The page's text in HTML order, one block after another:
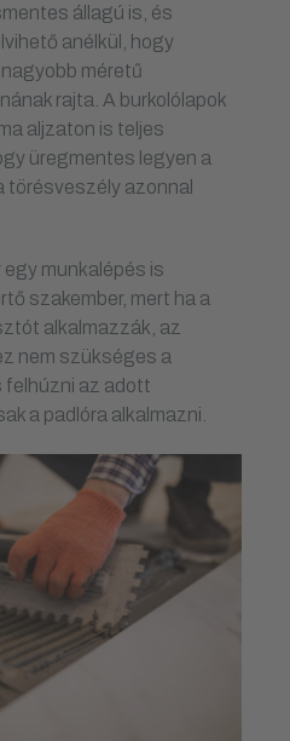
állagú is, és
anélkül, hogy
méretű
rajta. A burkolólapok
aljzaton is teljes
üregmentes legyen a
azonnal
egy munkalépés is
szakember, mert ha a
alkalmazzák, az
nem szükséges a
felhúzni az adott
a padlóra alkalmazni.